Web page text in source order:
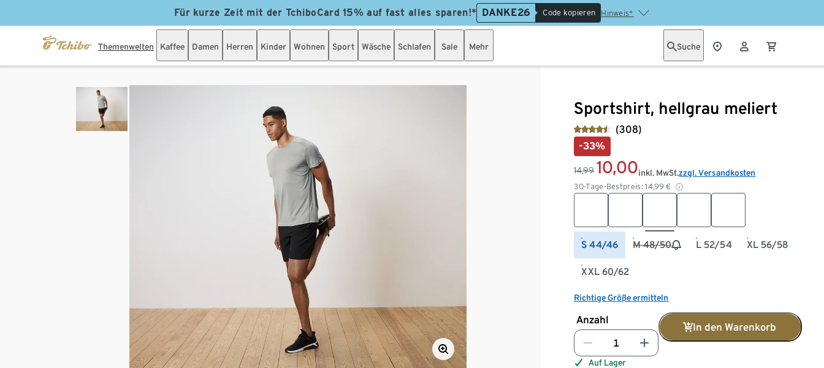
Für kurze Zeit mit der TchiboCard 15% auf fast alles sparen!* DANKE26 Code kopieren Hinweis*
Themenwelten Kaffee Damen Herren Kinder Wohnen Sport Wäsche Schlafen Sale Mehr Suche
Sportshirt, hellgrau meliert
(308)
-33%
14,99 10,00
30-Tage-Bestpreis: 14,99 €
inkl. MwSt.zzgl. Versandkosten
S 44/46 M 48/50 L 52/54 XL 56/58
XXL 60/62
Richtige Größe ermitteln
Anzahl
In den Warenkorb
Auf Lager